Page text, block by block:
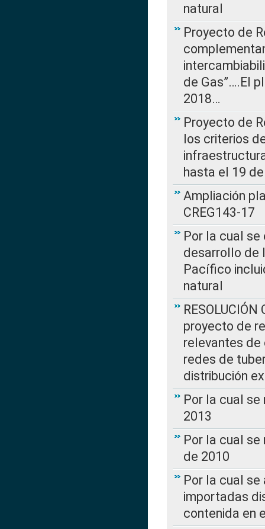
natural
Proyecto de
de Gas”….El
2018…
Proyecto de
los criterios
hasta el 19
Ampliación
CREG143-17
Por la cual
desarrollo de
Pacífico
natural
proyecto de
relevantes de
redes de
distribución
Por la cual se
2013
Por la cual se
de 2010
Por la cual
importadas
contenida en